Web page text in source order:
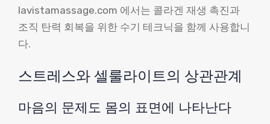
lavistamassage.com 에서는 콜라겐 재생 촉진과
조직 탄력 회복을 위한 수기 테크닉을 함께 사용합니
다.
스트레스와 셀룰라이트의 상관관계
마음의 문제도 몸의 표면에 나타난다